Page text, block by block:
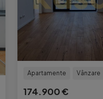
Apartamente Vânzare
174.900 €